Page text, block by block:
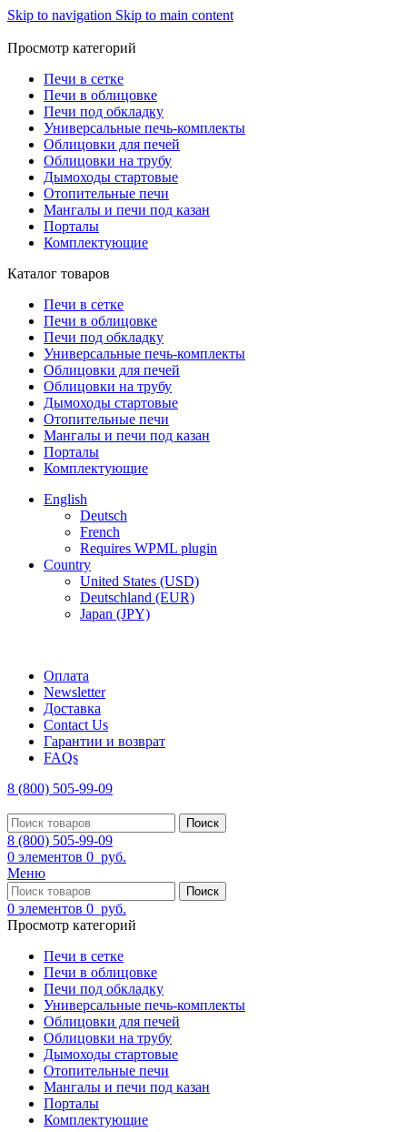
Skip to navigation Skip to main content
Просмотр категорий
Печи в сетке
Печи в облицовке
Печи под обкладку
Универсальные печь-комплекты
Облицовки для печей
Облицовки на трубу
Дымоходы стартовые
Отопительные печи
Мангалы и печи под казан
Порталы
Комплектующие
Каталог товаров
Печи в сетке
Печи в облицовке
Печи под обкладку
Универсальные печь-комплекты
Облицовки для печей
Облицовки на трубу
Дымоходы стартовые
Отопительные печи
Мангалы и печи под казан
Порталы
Комплектующие
English
Deutsch
French
Requires WPML plugin
Country
United States (USD)
Deutschland (EUR)
Japan (JPY)
Оплата
Newsletter
Доставка
Contact Us
Гарантии и возврат
FAQs
8 (800) 505-99-09
Поиск
8 (800) 505-99-09
0 элементов 0 руб.
Меню
Поиск
0 элементов 0 руб.
Просмотр категорий
Печи в сетке
Печи в облицовке
Печи под обкладку
Универсальные печь-комплекты
Облицовки для печей
Облицовки на трубу
Дымоходы стартовые
Отопительные печи
Мангалы и печи под казан
Порталы
Комплектующие